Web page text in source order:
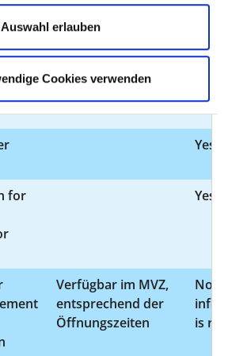
Auswahl erlauben
Cookies verwenden
Yes
or
No
Yes
for
Yes
Verfügbar im MVZ,
entsprechend der
Öffnungszeiten
No
is